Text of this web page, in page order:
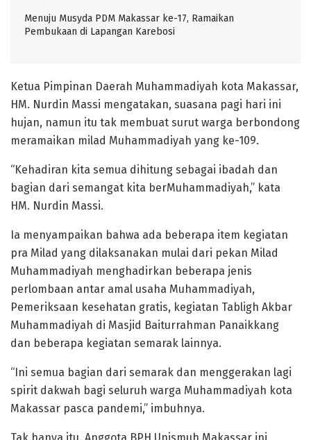
Menuju Musyda PDM Makassar ke-17, Ramaikan
Pembukaan di Lapangan Karebosi
Ketua Pimpinan Daerah Muhammadiyah kota Makassar,
HM. Nurdin Massi mengatakan, suasana pagi hari ini
hujan, namun itu tak membuat surut warga berbondong
meramaikan milad Muhammadiyah yang ke-109.
“Kehadiran kita semua dihitung sebagai ibadah dan
bagian dari semangat kita berMuhammadiyah,” kata
HM. Nurdin Massi.
Ia menyampaikan bahwa ada beberapa item kegiatan
pra Milad yang dilaksanakan mulai dari pekan Milad
Muhammadiyah menghadirkan beberapa jenis
perlombaan antar amal usaha Muhammadiyah,
Pemeriksaan kesehatan gratis, kegiatan Tabligh Akbar
Muhammadiyah di Masjid Baiturrahman Panaikkang
dan beberapa kegiatan semarak lainnya.
“Ini semua bagian dari semarak dan menggerakan lagi
spirit dakwah bagi seluruh warga Muhammadiyah kota
Makassar pasca pandemi,” imbuhnya.
Tak hanya itu, Anggota BPH Unismuh Makassar ini